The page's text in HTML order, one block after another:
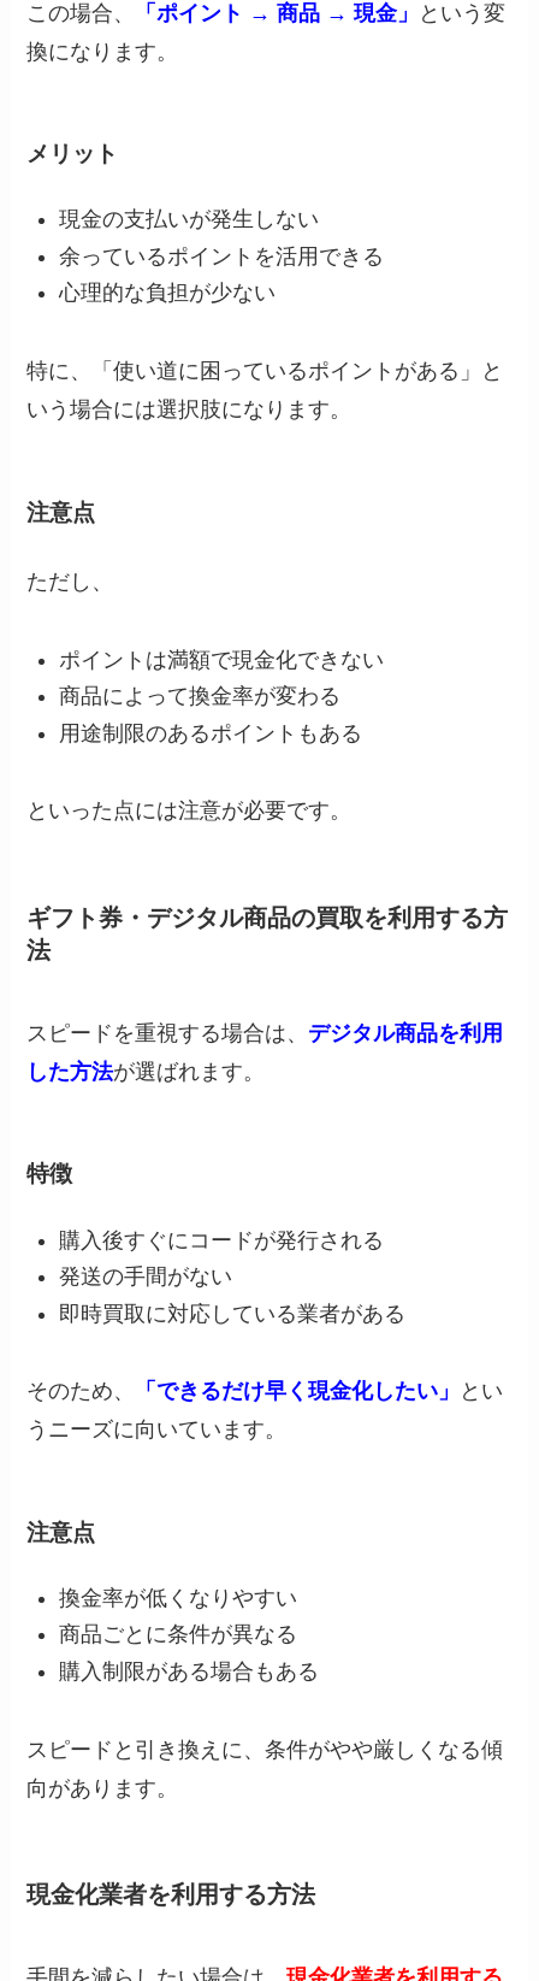
この場合、 「ポイント → 商品 → 現金」
という変
換になります。
メリット
現金の支払いが発生しない
余っているポイントを活用できる
心理的な負担が少ない
特に、「使い道に困っているポイントがある」と
いう場合には選択肢になります。
注意点
ただし、
ポイントは満額で現金化できない
商品によって換金率が変わる
用途制限のあるポイントもある
といった点には注意が必要です。
ギフト券・デジタル商品の買取を利用する方
法
スピードを重視する場合は、 デジタル商品を利用
した方法が選ばれます。
特徴
購入後すぐにコードが発行される
発送の手間がない
即時買取に対応している業者がある
そのため、 「できるだけ早く現金化したい」
とい
うニーズに向いています。
注意点
換金率が低くなりやすい
商品ごとに条件が異なる
購入制限がある場合もある
スピードと引き換えに、条件がやや厳しくなる傾
向があります。
現金化業者を利用する方法